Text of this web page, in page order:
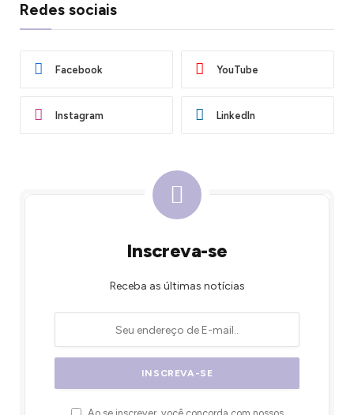
Redes sociais
Facebook YouTube
Instagram LinkedIn
Inscreva-se
Receba as últimas notícias